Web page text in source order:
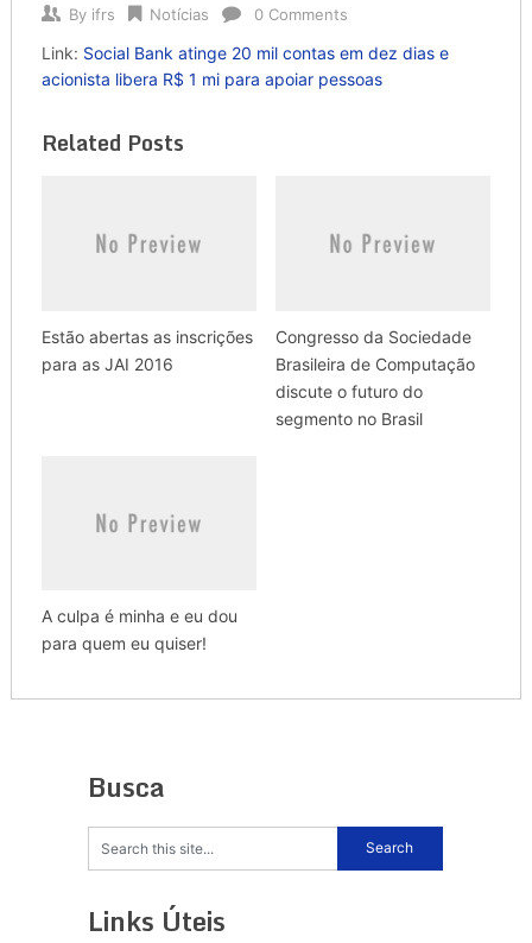
By ifrs Notícias 0 Comments
Link: Social Bank atinge 20 mil contas em dez dias e
acionista libera R$ 1 mi para apoiar pessoas
Related Posts
Estão abertas as inscrições
para as JAI 2016
Congresso da Sociedade
Brasileira de Computação
discute o futuro do
segmento no Brasil
A culpa é minha e eu dou
para quem eu quiser!
Busca
Links Úteis